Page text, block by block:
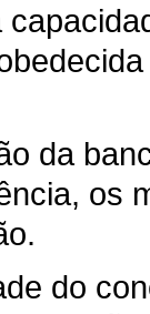
da
os
do